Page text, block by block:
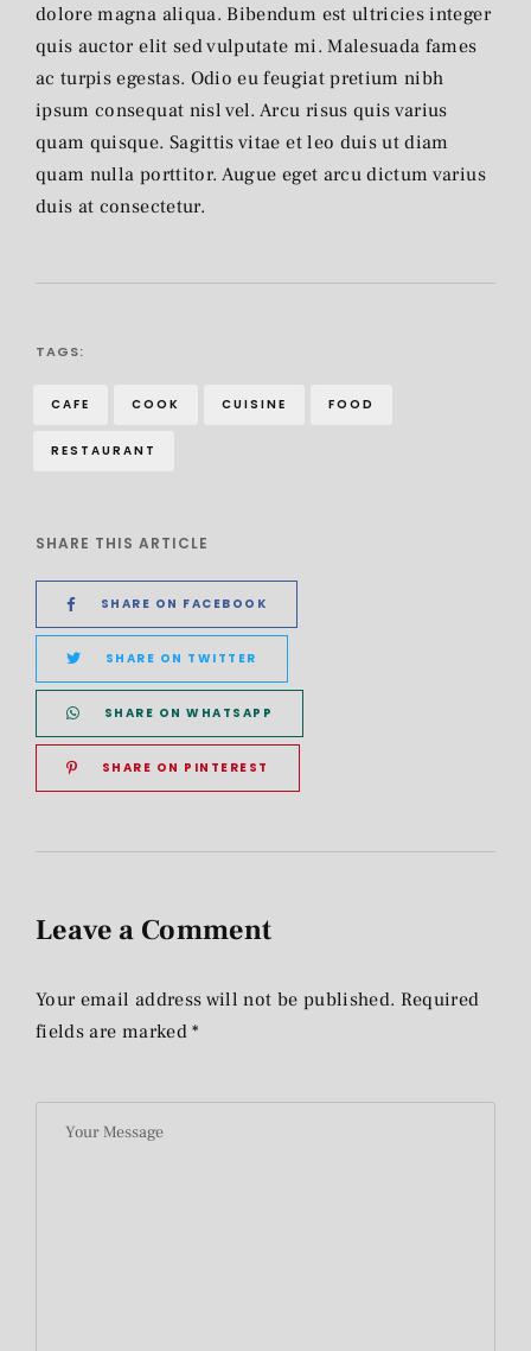
dolore magna aliqua. Bibendum est ultricies integer
quis auctor elit sed vulputate mi. Malesuada fames
ac turpis egestas. Odio eu feugiat pretium nibh
ipsum consequat nisl vel. Arcu risus quis varius
quam quisque. Sagittis vitae et leo duis ut diam
quam nulla porttitor. Augue eget arcu dictum varius
duis at consectetur.
TAGS:
CAFE COOK CUISINE FOOD
RESTAURANT
SHARE THIS ARTICLE
SHARE ON FACEBOOK
SHARE ON TWITTER
SHARE ON WHATSAPP
SHARE ON PINTEREST
Leave a Comment
Your email address will not be published. Required
fields are marked *